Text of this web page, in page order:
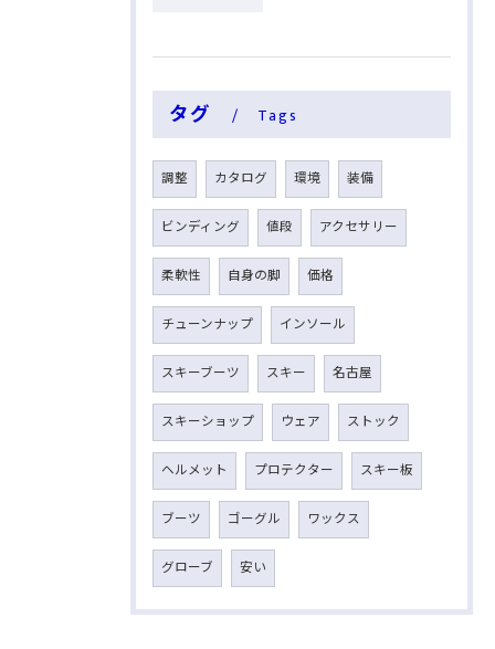
タグ Tags
調整 カタログ 環境 装備
ビンディング 値段 アクセサリー
柔軟性 自身の脚 価格
チューンナップ インソール
スキーブーツ スキー 名古屋
スキーショップ ウェア ストック
ヘルメット プロテクター スキー板
ブーツ ゴーグル ワックス
グローブ 安い